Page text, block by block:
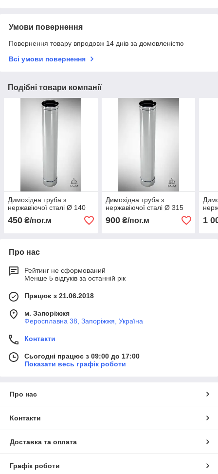
Умови повернення
Повернення товару впродовж 14 днів за домовленістю
Всі умови повернення
Подібні товари компанії
Димохідна труба з
нержавіючої сталі Ø 140
450 ₴/пог.м
Димохідна труба з
нержавіючої сталі Ø 315
900₴/пог.м 1
Про нас
Рейтинг не сформований
Менше 5 відгуків за останній рік
Працює з 21.06.2018
м. Запоріжжя
Феросплавна 38, Запоріжжя, Україна
Контакти
Сьогодні працює з 09:00 до 17:00
Показати весь графік роботи
Про нас
Контакти
Доставка та оплата
Графік роботи